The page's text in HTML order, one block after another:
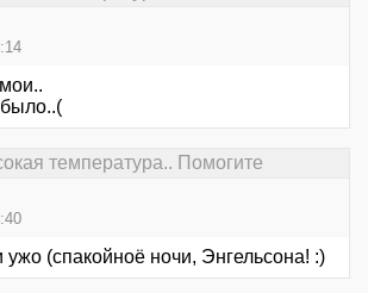
температура.. Помогите
ужо (спакойноё ночи, Энгельсона! :)